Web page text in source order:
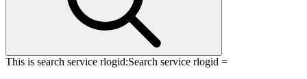
This is search service rlogid:Search service rlogid =